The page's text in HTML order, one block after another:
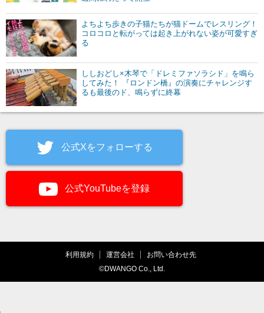
よちよち歩きの子猫たちが猫ドームでレスリング！
コロコロと転がっては起き上がれない姿が可愛すぎ
る
ししおどし×木琴で「ドレミファソラシド」を鳴ら
してみた！ 『ロンドン橋』の演奏にチャレンジす
るも最後のド、鳴らずに終幕
公式Xをフォローする
公式YouTubeを登録
利用規約 運営会社
お問い合わせ先
©DWANGO Co., Ltd.